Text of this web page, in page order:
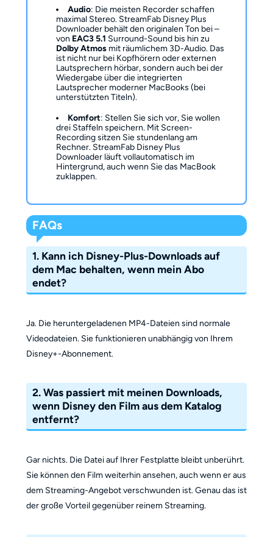
Audio: Die meisten Recorder schaffen
maximal Stereo. StreamFab Disney Plus
Downloader behält den originalen Ton bei –
von EAC3 5.1 Surround-Sound bis hin zu
Dolby Atmos mit räumlichem 3D-Audio. Das
ist nicht nur bei Kopfhörern oder externen
Lautsprechern hörbar, sondern auch bei der
Wiedergabe über die integrierten
Lautsprecher moderner MacBooks (bei
unterstützten Titeln).
Komfort: Stellen Sie sich vor, Sie wollen
drei Staffeln speichern. Mit Screen-
Recording sitzen Sie stundenlang am
Rechner. StreamFab Disney Plus
Downloader läuft vollautomatisch im
Hintergrund, auch wenn Sie das MacBook
zuklappen.
FAQs
1. Kann ich Disney-Plus-Downloads auf
dem Mac behalten, wenn mein Abo
endet?
Ja. Die heruntergeladenen MP4-Dateien sind normale
Videodateien. Sie funktionieren unabhängig von Ihrem
Disney+-Abonnement.
2. Was passiert mit meinen Downloads,
wenn Disney den Film aus dem Katalog
entfernt?
Gar nichts. Die Datei auf Ihrer Festplatte bleibt unberührt.
Sie können den Film weiterhin ansehen, auch wenn er aus
dem Streaming-Angebot verschwunden ist. Genau das ist
der große Vorteil gegenüber reinem Streaming.